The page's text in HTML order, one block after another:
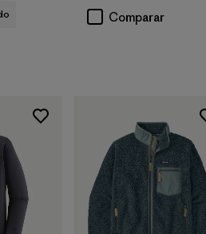
Comparar